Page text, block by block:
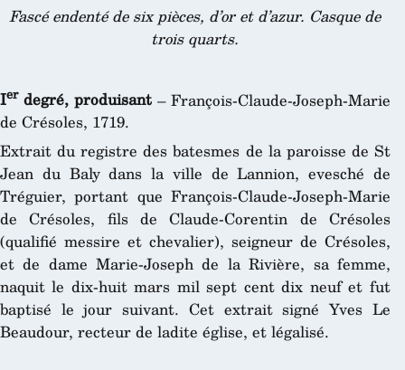
Fascé endenté de six pièces, d’or et d’azur. Casque de
trois quarts.
Ierdegré, produisant– François-Claude-Joseph-Marie
de Crésoles, 1719.
Extrait du registre des batesmes de la paroisse de St
Jean du Baly dans la ville de Lannion, evesché de
Tréguier, portant que François-Claude-Joseph-Marie
de Crésoles, fils de Claude-Corentin de Crésoles
(qualifié messire et chevalier), seigneur de Crésoles,
et de dame Marie-Joseph de la Rivière, sa femme,
naquit le dix-huit mars mil sept cent dix neuf et fut
baptisé le jour suivant. Cet extrait signé Yves Le
Beaudour, recteur de ladite église, et légalisé.